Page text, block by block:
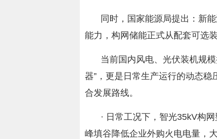
同时，国家能源局提出：新
能力，构网储能正式从配套可选
当前国内风电、光伏装机规
器”，更是日常生产运行的动态稳
合发展路线。
· 日常工况下，智光35kV构
峰填谷降低企业外购火电电量，